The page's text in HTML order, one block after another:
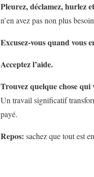
Pleurez, déclamez, hurlez
n’en avez pas non plus
Excusez-vous quand vous
Acceptez l’aide.
Trouvez quelque chose
Un travail significatif
payé.
Repos: sachez que tout est